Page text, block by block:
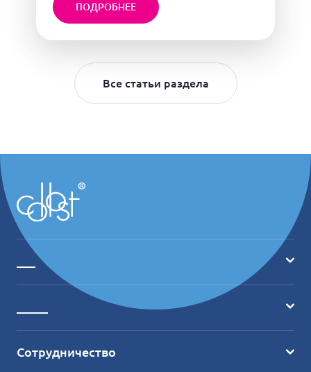
Все статьи раздела
ПОДРОБНЕЕ
О продукте
Обучение
Сотрудничество